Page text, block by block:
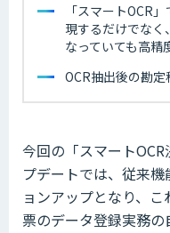
「スマートOCR
現するだけでな
なっていても高精
OCR抽出後の勘
今回の「スマート
プデートでは、従来
ョンアップとなり、
票のデータ登録実務